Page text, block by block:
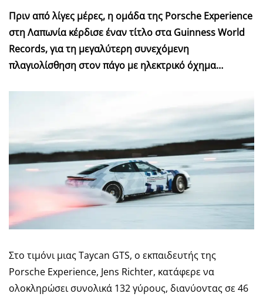
Πριν από λίγες μέρες, η ομάδα της Porsche Experience
στη Λαπωνία κέρδισε έναν τίτλο στα Guinness World
Records, για τη μεγαλύτερη συνεχόμενη
πλαγιολίσθηση στον πάγο με ηλεκτρικό όχημα…
Στο τιμόνι μιας Taycan GTS, ο εκπαιδευτής της
Porsche Experience, Jens Richter, κατάφερε να
ολοκληρώσει συνολικά 132 γύρους, διανύοντας σε 46